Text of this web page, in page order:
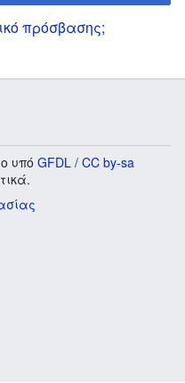
πρόσβασης;
υπό GFDL / CC by-sa